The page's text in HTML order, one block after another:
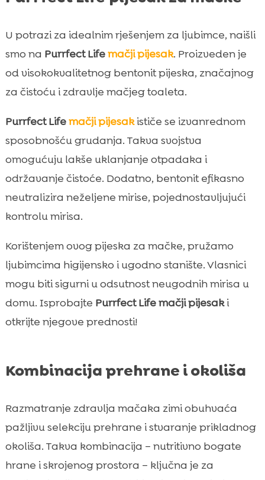
U potrazi za idealnim rješenjem za ljubimce, naišli
smo na Purrfect Lifemačji pijesak. Proizveden je
od visokokvalitetnog bentonit pijeska, značajnog
za čistoću i zdravlje mačjeg toaleta.
Purrfect Lifemačji pijesakističe se izvanrednom
sposobnošću grudanja. Takva svojstva
omogućuju lakše uklanjanje otpadaka i
održavanje čistoće. Dodatno, bentonit efikasno
neutralizira neželjene mirise, pojednostavljujući
kontrolu mirisa.
Korištenjem ovog pijeska za mačke, pružamo
ljubimcima higijensko i ugodno stanište. Vlasnici
mogu biti sigurni u odsutnost neugodnih mirisa u
domu. Isprobajte Purrfect Life mačji pijesaki
otkrijte njegove prednosti!
Kombinacija prehrane i okoliša
Razmatranje zdravlja mačaka zimi obuhvaća
pažljivu selekciju prehrane i stvaranje prikladnog
okoliša. Takva kombinacija – nutritivno bogate
hrane i skrojenog prostora – ključna je za